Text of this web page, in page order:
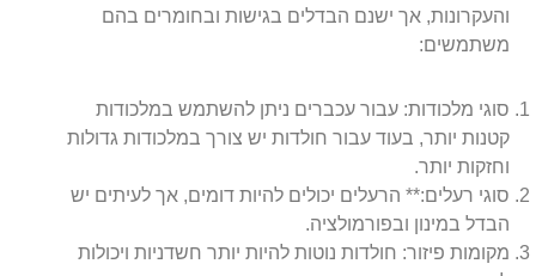
והעקרונות, אך ישנם הבדלים בגישות ובחומרים בהם
משתמשים:
סוגי מלכודות: עבור עכברים ניתן להשתמש במלכודות
קטנות יותר, בעוד עבור חולדות יש צורך במלכודות גדולות
וחזקות יותר.
סוגי רעלים:** הרעלים יכולים להיות דומים, אך לעיתים יש
הבדל במינון ובפורמולציה.
מקומות פיזור: חולדות נוטות להיות יותר חשדניות ויכולות